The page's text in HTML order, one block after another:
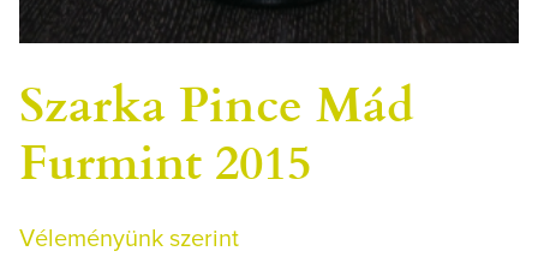
Szarka Pince Mád
Furmint 2015
Véleményünk szerint